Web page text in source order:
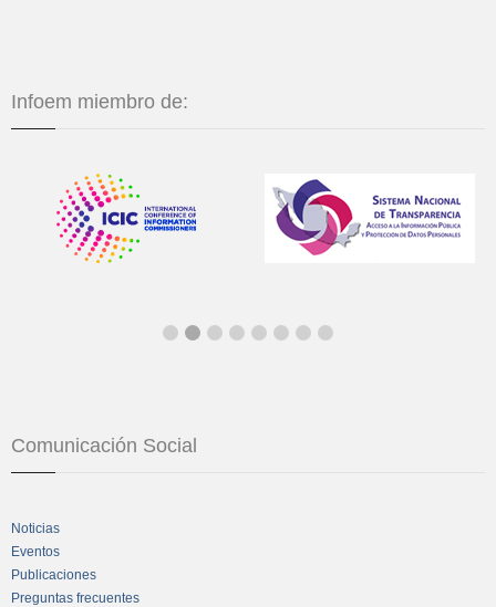
Infoem miembro de:
Comunicación Social
Noticias
Eventos
Publicaciones
Preguntas frecuentes